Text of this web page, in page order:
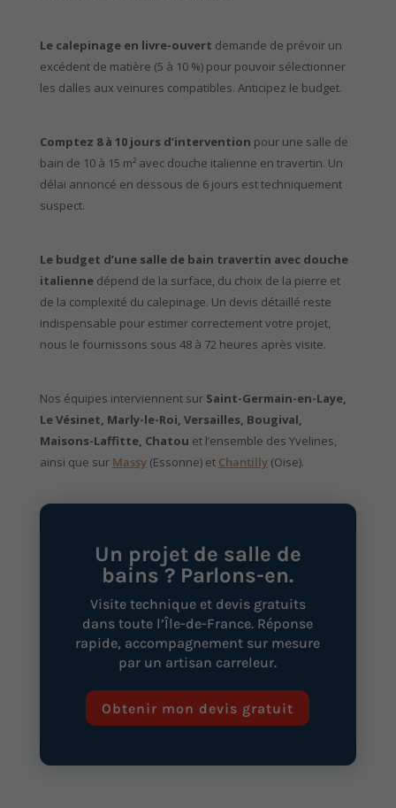
Le calepinage en livre-ouvert demande de prévoir un
excédent de matière (5 à 10 %) pour pouvoir sélectionner
les dalles aux veinures compatibles. Anticipez le budget.
Comptez 8 à 10 jours d’intervention pour une salle de
bain de 10 à 15 m² avec douche italienne en travertin. Un
délai annoncé en dessous de 6 jours est techniquement
suspect.
Le budget d’une salle de bain travertin avec douche
italiennedépend de la surface, du choix de la pierre et
de la complexité du calepinage. Un devis détaillé reste
indispensable pour estimer correctement votre projet,
nous le fournissons sous 48 à 72 heures après visite.
Nos équipes interviennent sur Saint-Germain-en-Laye,
Le Vésinet, Marly-le-Roi, Versailles, Bougival,
Maisons-Laffitte, Chatou et l’ensemble des Yvelines,
ainsi que sur Massy(Essonne) et Chantilly(Oise).
Un projet de salle de
bains ? Parlons-en.
Visite technique et devis gratuits
dans toute l’Île-de-France. Réponse
rapide, accompagnement sur mesure
par un artisan carreleur.
Obtenir mon devis gratuit